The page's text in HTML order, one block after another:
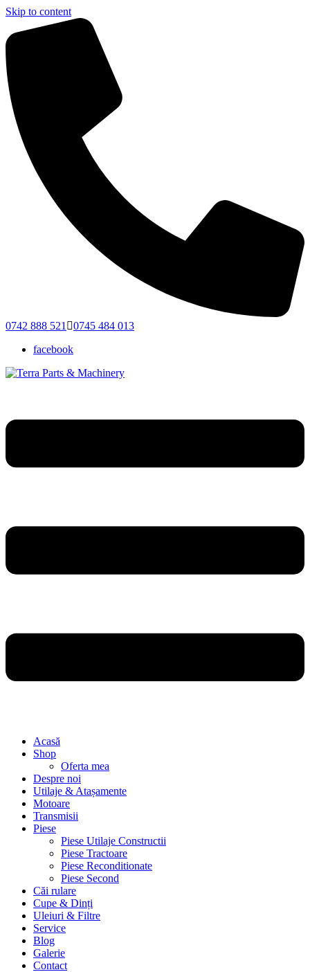
Skip to content
0742 888 521
0745 484 013
facebook
Acasă
Shop
Oferta mea
Despre noi
Utilaje & Atașamente
Motoare
Transmisii
Piese
Piese Utilaje Constructii
Piese Tractoare
Piese Reconditionate
Piese Second
Căi rulare
Cupe & Dinți
Uleiuri & Filtre
Service
Blog
Galerie
Contact